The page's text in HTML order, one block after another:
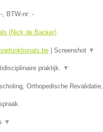
-, BTW-nr: -
(Nick de Backer)
| Screenshot ▼
praktijk. ▼
Orthopedische Revalidatie,
▼